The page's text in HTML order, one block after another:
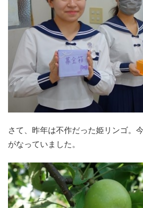
さて、昨年は不作だった姫リンゴ。
がなっていました。